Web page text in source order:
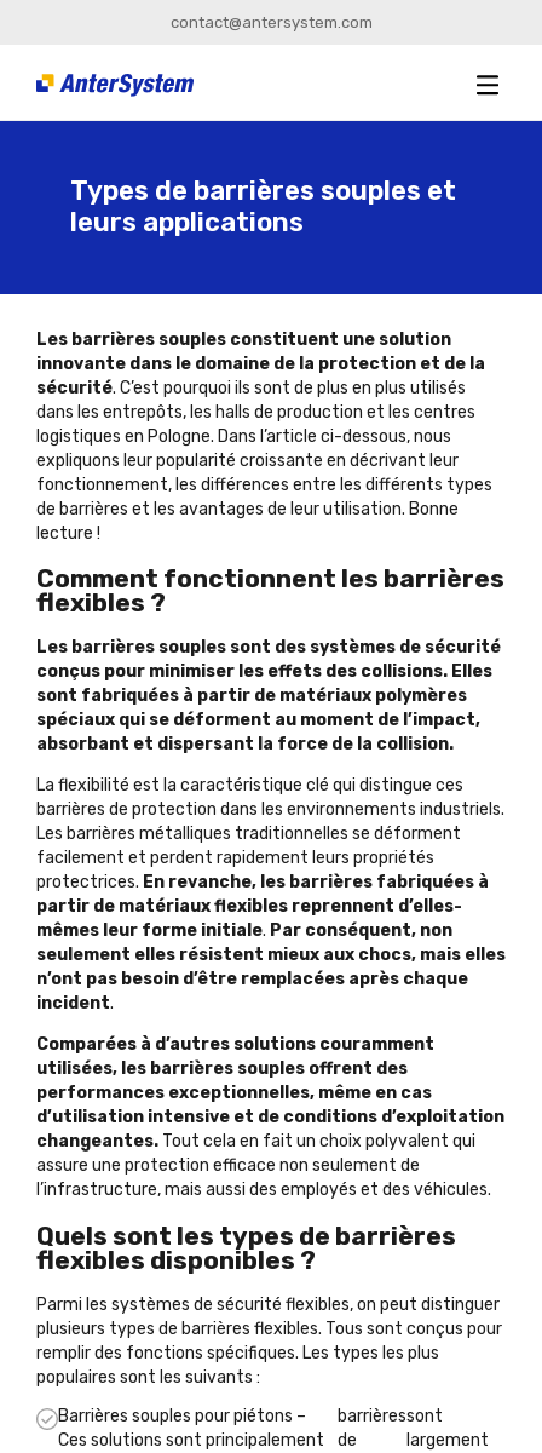
contact@antersystem.com
Types de barrières souples et
leurs applications
Les barrières souples constituent une solution
innovante dans le domaine de la protection et de la
sécurité. C’est pourquoi ils sont de plus en plus utilisés
dans les entrepôts, les halls de production et les centres
logistiques en Pologne. Dans l’article ci-dessous, nous
expliquons leur popularité croissante en décrivant leur
fonctionnement, les différences entre les différents types
de barrières et les avantages de leur utilisation. Bonne
lecture !
Comment fonctionnent les barrières
flexibles ?
Les barrières souples sont des systèmes de sécurité
conçus pour minimiser les effets des collisions. Elles
sont fabriquées à partir de matériaux polymères
spéciaux qui se déforment au moment de l’impact,
absorbant et dispersant la force de la collision.
La flexibilité est la caractéristique clé qui distingue ces
barrières de protection dans les environnements industriels.
Les barrières métalliques traditionnelles se déforment
facilement et perdent rapidement leurs propriétés
protectrices. En revanche, les barrières fabriquées à
partir de matériaux flexibles reprennent d’elles-
mêmes leur forme initiale. Par conséquent, non
seulement elles résistent mieux aux chocs, mais elles
n’ont pas besoin d’être remplacées après chaque
incident.
Comparées à d’autres solutions couramment
utilisées, les barrières souples offrent des
performances exceptionnelles, même en cas
d’utilisation intensive et de conditions d’exploitation
changeantes. Tout cela en fait un choix polyvalent qui
assure une protection efficace non seulement de
l’infrastructure, mais aussi des employés et des véhicules.
Quels sont les types de barrières
flexibles disponibles ?
Parmi les systèmes de sécurité flexibles, on peut distinguer
plusieurs types de barrières flexibles. Tous sont conçus pour
remplir des fonctions spécifiques. Les types les plus
populaires sont les suivants :
Barrières souples pour piétons –
Ces solutions sont principalement
barrières
de
sont
largement